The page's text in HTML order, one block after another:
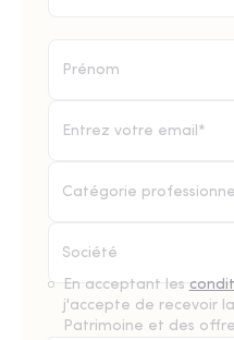
Catégorie
En acceptant les
j'accepte de recevoir
Patrimoine et des